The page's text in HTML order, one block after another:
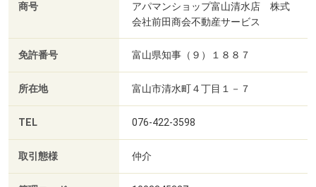
商号
アパマンショップ富山清水店 株式
会社前田商会不動産サービス
免許番号 富山県知事（９）１８８７
所在地 富山市清水町４丁目１－７
TEL 076-422-3598
取引態様 仲介